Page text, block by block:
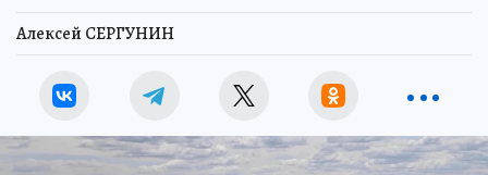
Алексей СЕРГУНИН